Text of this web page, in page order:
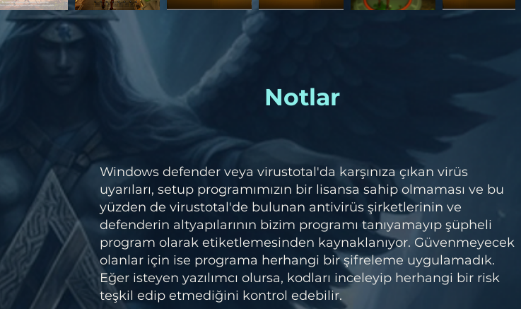
Notlar
Windows defender veya virustotal'da karşınıza çıkan virüs
uyarıları, setup programımızın bir lisansa sahip olmaması ve bu
yüzden de virustotal'de bulunan antivirüs şirketlerinin ve
defenderin altyapılarının bizim programı tanıyamayıp şüpheli
program olarak etiketlemesinden kaynaklanıyor. Güvenmeyecek
olanlar için ise programa herhangi bir şifreleme uygulamadık.
Eğer isteyen yazılımcı olursa, kodları inceleyip herhangi bir risk
teşkil edip etmediğini kontrol edebilir.